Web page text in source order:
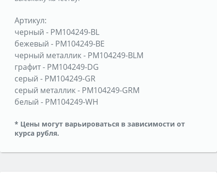
Артикул:
черный - PM104249-BL
бежевый - PM104249-BE
черный металлик- PM104249-BLM
графит- PM104249-DG
серый - PM104249-GR
серый металлик- PM104249-GRM
белый - PM104249-WH
* Цены могут варьироваться в зависимости от
курса рубля.